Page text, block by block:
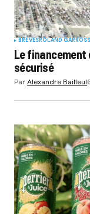
BRÈVESROLAND GARROS
Le financement
sécurisé
ParAlexandre Bailleul